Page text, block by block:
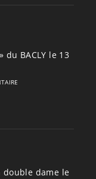
du BACLY le 13
double dame le